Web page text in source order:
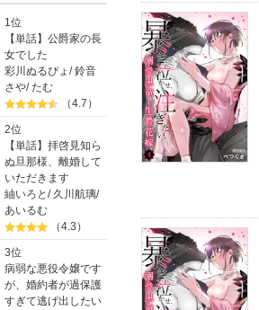
1位
【単話】公爵家の長
女でした
彩川ぬるぴょ /鈴音
さや/たむ
（4.7）
2位
【単話】拝啓見知ら
ぬ旦那様、離婚して
いただきます
紬いろと / 久川航璃/
あいるむ
（4.3）
3位
病弱な悪役令嬢です
が、婚約者が過保護
すぎて逃げ出したい